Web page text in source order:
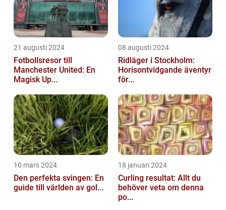
21 augusti 2024
Fotbollsresor till
Manchester United: En
Magisk Up...
08 augusti 2024
Ridläger i Stockholm:
Horisontvidgande äventyr
för...
10 mars 2024
Den perfekta svingen: En
guide till världen av gol...
18 januari 2024
Curling resultat: Allt du
behöver veta om denna
po...